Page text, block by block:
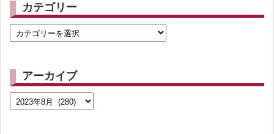
カテゴリー
アーカイブ